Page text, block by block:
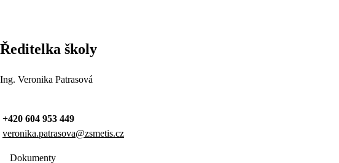
Ředitelka školy
Ing. Veronika Patrasová
+420 604 953 449
veronika.patrasova@zsmetis.cz
Dokumenty